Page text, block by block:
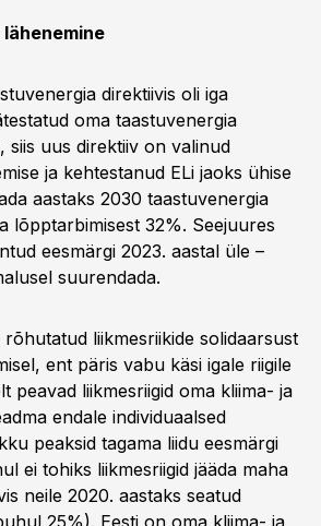
lähenemine
direktiivis oli iga
oma taastuvenergia
siis uus direktiiv on valinud
ja kehtestanud ELi jaoks ühise
aastaks 2030 taastuvenergia
lõpptarbimisest 32%. Seejuures
eesmärgi 2023. aastal üle –
suurendada.
liikmesriikide solidaarsust
ent päris vabu käsi igale riigile
peavad liikmesriigid oma kliima- ja
endale individuaalsed
peaksid tagama liidu eesmärgi
ei tohiks liikmesriigid jääda maha
neile 2020. aastaks seatud
25%). Eesti on oma kliima- ja